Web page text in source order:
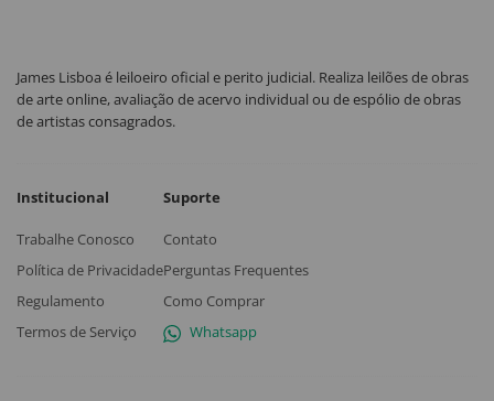
James Lisboa é leiloeiro oficial e perito judicial. Realiza leilões de obras
de arte online, avaliação de acervo individual ou de espólio de obras
de artistas consagrados.
Institucional
Trabalhe Conosco
Política de Privacidade
Regulamento
Termos de Serviço
Suporte
Contato
Perguntas Frequentes
Como Comprar
Whatsapp